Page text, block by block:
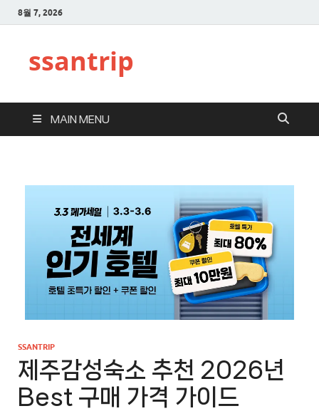
8월 7, 2026
ssantrip
MAIN MENU
SSANTRIP
제주감성숙소 추천 2026년
Best 구매 가격 가이드